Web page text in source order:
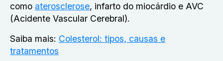
como aterosclerose, infarto do miocárdio e AVC
(Acidente Vascular Cerebral).
Saiba mais: Colesterol: tipos, causas e
tratamentos